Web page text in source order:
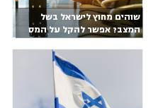
שוהים מחוץ לישראל בשל
המצב? אפשר להקל על המס